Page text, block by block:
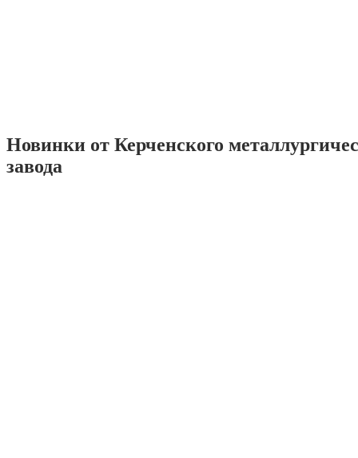
Новинки от Керченского
завода